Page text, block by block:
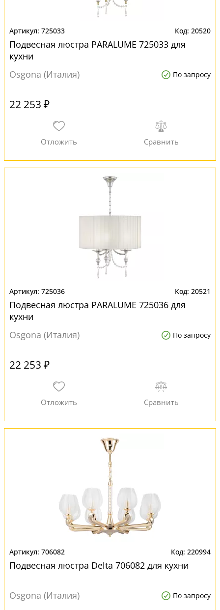
725033 20520
Подвесная люстра PARALUME 725033 для
кухни
Osgona (Италия)
По запросу
22 253 ₽
725036 20521
Подвесная люстра PARALUME 725036 для
кухни
Osgona (Италия)
По запросу
22 253 ₽
706082 220994
Подвесная люстра Delta 706082 для кухни
Osgona (Италия) По запросу